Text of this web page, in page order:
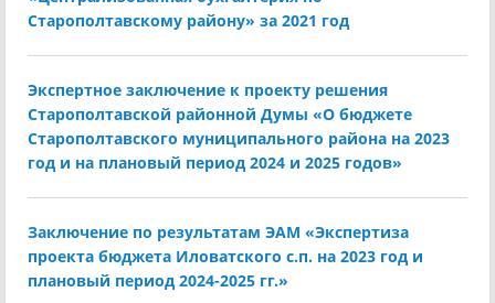
Старополтавскому району» за 2021 год
Экспертное заключение к проекту решения
Старополтавской районной Думы «О бюджете
Старополтавского муниципального района на 2023
год и на плановый период 2024 и 2025 годов»
Заключение по результатам ЭАМ «Экспертиза
проекта бюджета Иловатского с.п. на 2023 год и
плановый период 2024-2025 гг.»